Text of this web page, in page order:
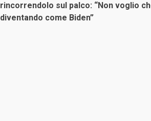
rincorrendolo sul palco: “Non voglio
diventando come Biden”